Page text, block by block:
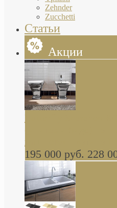
Zehnder
Zucchetti
Статьи
Акции
Butterfly Scarabeo
глянцевая платина
195 000 руб. 228